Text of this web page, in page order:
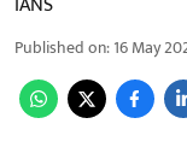
Published on:16 May